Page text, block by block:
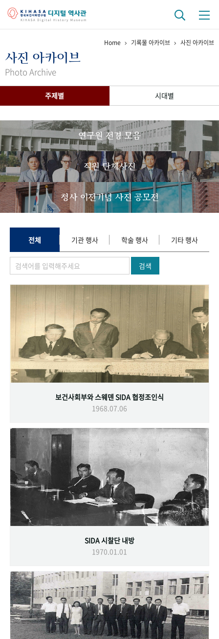
걸어온 길 기관 변천사
간행물 변천사
기록물 아카이브
사진 아카이브 문서 기록물 행정박물 영상 기록물
50+1 주년 기념
성과 50선 숫자로 보는 50년
세계와 함께 한 KIHASA
VR 역사관
Home 기록물 아카이브 사진 아카이브
사진 아카이브
Photo Archive
주제별 시대별
연구원 전경 모음
직원 단체사진
청사 이전기념 사진 공모전
전체 기관 행사 학술 행사 기타 행사
검색
보건사회부와 스웨덴 SIDA 협정조인식
1968.07.06
SIDA 시찰단 내방
1970.01.01